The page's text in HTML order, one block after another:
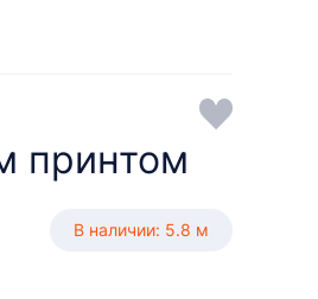
принтом
В наличии: 5.8 м